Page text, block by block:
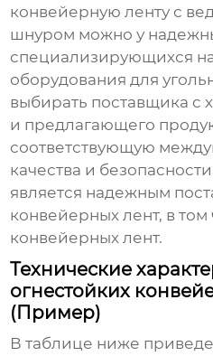
конвейерную ленту с
шнуром можно у
специализирующихся
оборудования для
выбирать поставщика с
и предлагающего
соответствующую
качества и
является надежным
конвейерных лент, в том
конвейерных лент.
Технические
огнестойких
(Пример)
В таблице ниже